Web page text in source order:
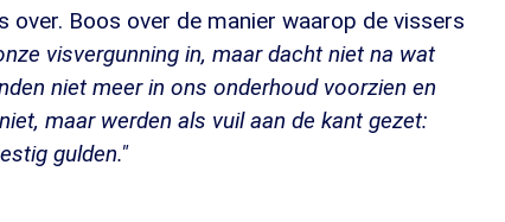
Boos over de manier waarop de vissers
visvergunning in, maar dacht niet na wat
niet meer in ons onderhoud voorzien en
maar werden als vuil aan de kant gezet:
gulden."